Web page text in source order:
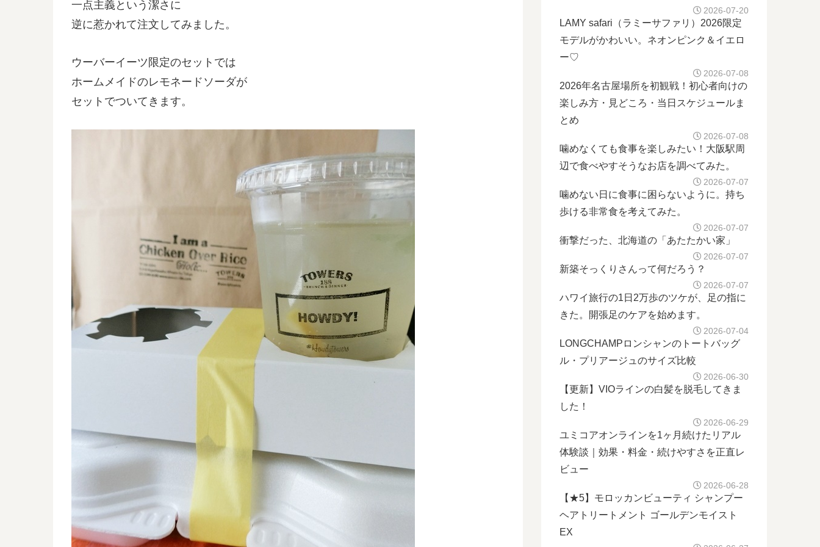
一点主義という潔さに
逆に惹かれて注文してみました。
ウーバーイーツ限定のセットでは
ホームメイドのレモネードソーダが
セットでついてきます。
2026-07-20
LAMY safari（ラミーサファリ）2026限定
モデルがかわいい。ネオンピンク＆イエロ
ー♡
2026-07-08
2026年名古屋場所を初観戦！初心者向けの
楽しみ方・見どころ・当日スケジュールま
とめ
2026-07-08
噛めなくても食事を楽しみたい！大阪駅周
辺で食べやすそうなお店を調べてみた。
2026-07-07
噛めない日に食事に困らないように。持ち
歩ける非常食を考えてみた。
2026-07-07
衝撃だった、北海道の「あたたかい家」
2026-07-07
新築そっくりさんって何だろう？
2026-07-07
ハワイ旅行の1日2万歩のツケが、足の指に
きた。開張足のケアを始めます。
2026-07-04
LONGCHAMPロンシャンのトートバッグ
ル・プリアージュのサイズ比較
2026-06-30
【更新】VIOラインの白髪を脱毛してきま
した！
2026-06-29
ユミコアオンラインを1ヶ月続けたリアル
体験談｜効果・料金・続けやすさを正直レ
ビュー
2026-06-28
【★5】モロッカンビューティ シャンプー
ヘアトリートメント ゴールデンモイスト
EX